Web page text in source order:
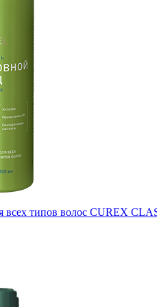
типов волос CUREX